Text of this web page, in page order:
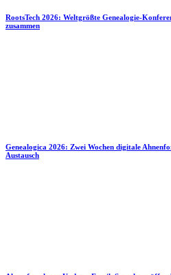
RootsTech 2026: Weltgrößte Genealogie-
zusammen
Genealogica 2026: Zwei Wochen digitale
Austausch